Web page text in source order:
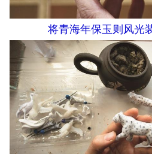
将青海年保玉则风光